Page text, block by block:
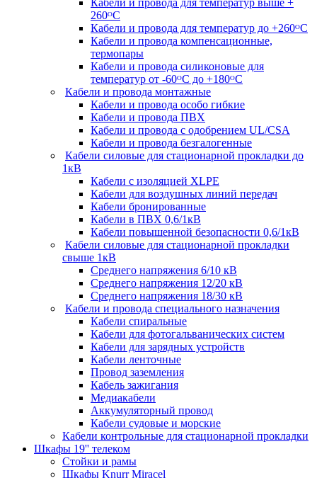
260ᴼС
Кабели и провода для температур до +260ᴼС
Кабели и провода компенсационные,
термопары
Кабели и провода силиконовые для
температур от -60ᴼC до +180ᴼС
Кабели и провода монтажные
Кабели и провода особо гибкие
Кабели и провода ПВХ
Кабели и провода с одобрением UL/CSA
Кабели и провода безгалогенные
Кабели силовые для стационарной прокладки до
1кВ
Кабели c изоляцией XLPE
Кабели для воздушных линий передач
Кабели бронированные
Кабели в ПВХ 0,6/1кВ
Кабели повышенной безопасности 0,6/1кВ
Кабели силовые для стационарной прокладки
свыше 1кВ
Среднего напряжения 6/10 кВ
Среднего напряжения 12/20 кВ
Среднего напряжения 18/30 кВ
Кабели и провода специального назначения
Кабели спиральные
Кабели для фотогальванических систем
Кабели для зарядных устройств
Кабели ленточные
Провод заземления
Кабель зажигания
Медиакабели
Аккумуляторный провод
Кабели судовые и морские
Кабели контрольные для стационарной прокладки
Шкафы 19'' телеком
Стойки и рамы
Шкафы Knurr Miracel